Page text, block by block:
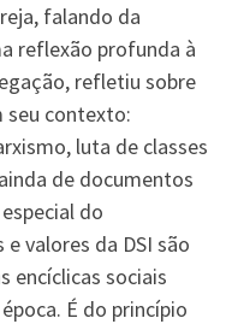
falando da
reflexão profunda à
refletiu sobre
seu contexto:
luta de classes
de documentos
do
e valores da DSI são
encíclicas sociais
É do princípio